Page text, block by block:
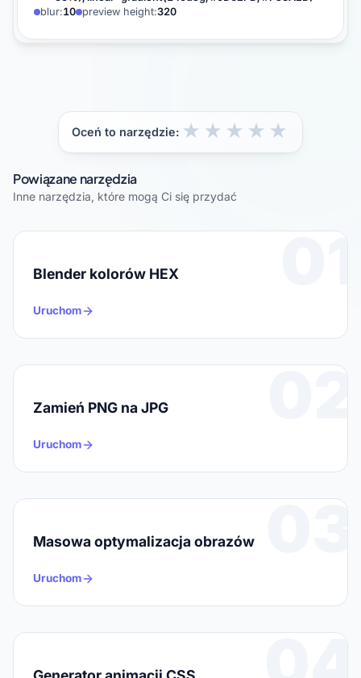
blur:10 preview height:320
Oceń to narzędzie: ★
★
★
★
★
Powiązane narzędzia
Inne narzędzia, które mogą Ci się przydać
01
Blender kolorów HEX
Uruchom
02
Zamień PNG na JPG
Uruchom
03
Masowa optymalizacja obrazów
Uruchom
04